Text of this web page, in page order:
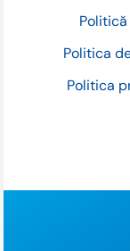
Politica
Politica